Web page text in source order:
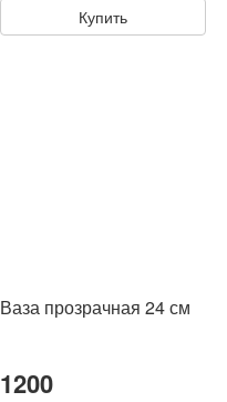
Купить
Ваза прозрачная 24 см
1200